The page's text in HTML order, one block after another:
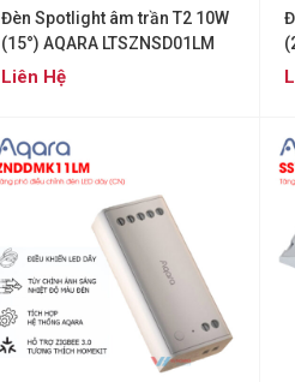
Đèn Spotlight âm trần T2 10W
(15°) AQARA LTSZNSD01LM
Liên Hệ